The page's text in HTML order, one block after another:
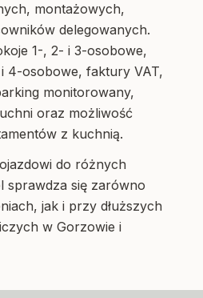
montażowych,
delegowanych.
1-, 2- i 3-osobowe,
4-osobowe, faktury VAT,
monitorowany,
oraz możliwość
z kuchnią.
do różnych
sprawdza się zarówno
jak i przy dłuższych
w Gorzowie i